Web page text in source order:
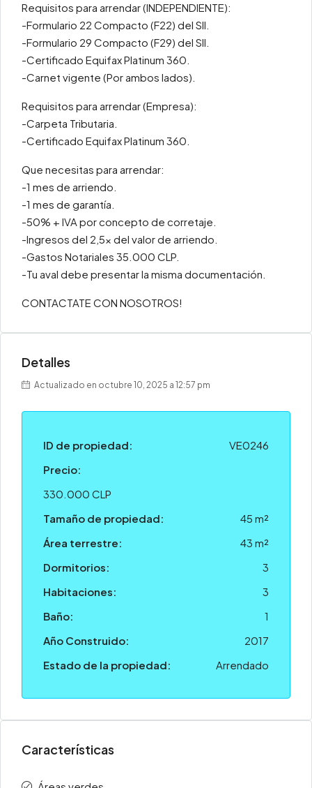
Requisitos para arrendar (INDEPENDIENTE):
-Formulario 22 Compacto (F22) del SII.
-Formulario 29 Compacto (F29) del SII.
-Certificado Equifax Platinum 360.
-Carnet vigente (Por ambos lados).
Requisitos para arrendar (Empresa):
-Carpeta Tributaria.
-Certificado Equifax Platinum 360.
Que necesitas para arrendar:
-1 mes de arriendo.
-1 mes de garantía.
-50% + IVA por concepto de corretaje.
-Ingresos del 2,5x del valor de arriendo.
-Gastos Notariales 35.000 CLP.
-Tu aval debe presentar la misma documentación.
CONTACTATE CON NOSOTROS!
Detalles
Actualizado en octubre 10, 2025 a 12:57 pm
ID de propiedad:
VE0246
Precio:
330.000 CLP
Tamaño de propiedad:
45 m²
Área terrestre:
43 m²
Dormitorios:
3
Habitaciones:
3
Baño:
1
Año Construido:
2017
Estado de la propiedad:
Arrendado
Características